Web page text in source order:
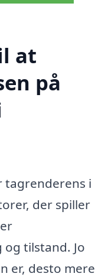
at
på
tagrenderens i
der spiller
tilstand. Jo
er, desto mere